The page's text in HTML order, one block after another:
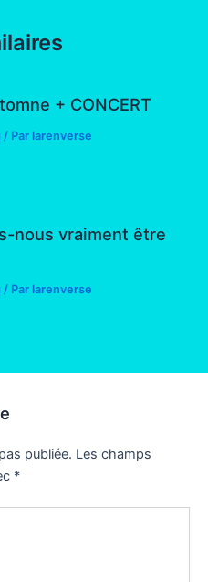
+ CONCERT
/ Par larenverse
nous vraiment être
/ Par larenverse
publiée. Les champs
*